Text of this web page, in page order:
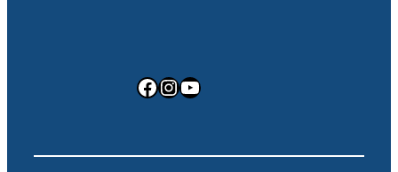
Facebook InstagramYouTube